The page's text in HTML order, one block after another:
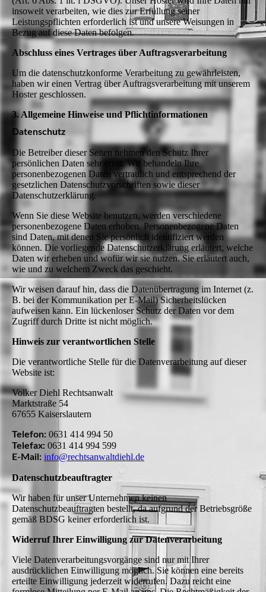
insoweit verarbeiten, wie dies zur Erfüllung seiner
Leistungspflichten erforderlich ist und unsere Weisungen in
Bezug auf diese Daten befolgen.
Abschluss eines Vertrages über Auftragsverarbeitung
Um die datenschutzkonforme Verarbeitung zu gewährleisten,
haben wir einen Vertrag über Auftragsverarbeitung mit unserem
Hoster geschlossen.
3. Allgemeine Hinweise und Pflichtinformationen
Datenschutz
Die Betreiber dieser Seiten nehmen den Schutz Ihrer
persönlichen Daten sehr ernst. Wir behandeln Ihre
personenbezogenen Daten vertraulich und entsprechend der
gesetzlichen Datenschutzvorschriften sowie dieser
Datenschutzerklärung.
Wenn Sie diese Website benutzen, werden verschiedene
personenbezogene Daten erhoben. Personenbezogene Daten
sind Daten, mit denen Sie persönlich identifiziert werden
können. Die vorliegende Datenschutzerklärung erläutert, welche
Daten wir erheben und wofür wir sie nutzen. Sie erläutert auch,
wie und zu welchem Zweck das geschieht.
Wir weisen darauf hin, dass die Datenübertragung im Internet (z.
B. bei der Kommunikation per E-Mail) Sicherheitslücken
aufweisen kann. Ein lückenloser Schutz der Daten vor dem
Zugriff durch Dritte ist nicht möglich.
Hinweis zur verantwortlichen Stelle
Die verantwortliche Stelle für die Datenverarbeitung auf dieser
Website ist:
Volker Diehl Rechtsanwalt
Marktstraße 54
67655 Kaiserslautern
Telefon: 0631 414 994 50
Telefax: 0631 414 994 599
E-Mail: info@rechtsanwaltdiehl.de
Datenschutzbeauftragter
Wir haben für unser Unternehmen keinen
Datenschutzbeauftragten bestellt, da aufgrund der Betriebsgröße
gemäß BDSG keiner erforderlich ist.
Widerruf Ihrer Einwilligung zur Datenverarbeitung
Viele Datenverarbeitungsvorgänge sind nur mit Ihrer
ausdrücklichen Einwilligung möglich. Sie können eine bereits
erteilte Einwilligung jederzeit widerrufen. Dazu reicht eine